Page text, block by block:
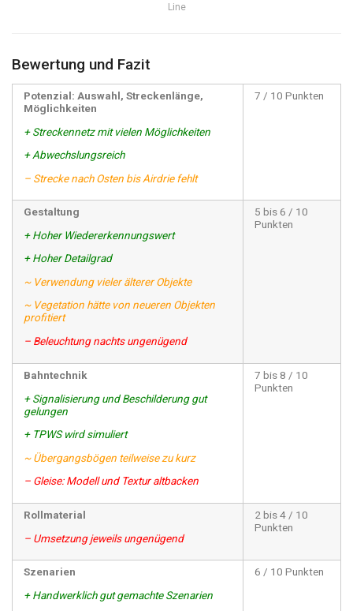
Line
Bewertung und Fazit
Potenzial: Auswahl, Streckenlänge,
Möglichkeiten
+ Streckennetz mit vielen Möglichkeiten
+ Abwechslungsreich
– Strecke nach Osten bis Airdrie fehlt
7 / 10 Punkten
Gestaltung
+ Hoher Wiedererkennungswert
+ Hoher Detailgrad
~ Verwendung vieler älterer Objekte
~ Vegetation hätte von neueren Objekten
profitiert
– Beleuchtung nachts ungenügend
5 bis 6 / 10
Punkten
Bahntechnik
+ Signalisierung und Beschilderung gut
gelungen
+ TPWS wird simuliert
~ Übergangsbögen teilweise zu kurz
– Gleise: Modell und Textur altbacken
7 bis 8 / 10
Punkten
Rollmaterial
– Umsetzung jeweils ungenügend
2 bis 4 / 10
Punkten
Szenarien
+ Handwerklich gut gemachte Szenarien
6 / 10 Punkten